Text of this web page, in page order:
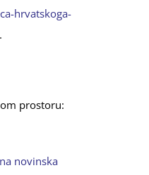
hrvatskoga-
.
prostoru:
novinska